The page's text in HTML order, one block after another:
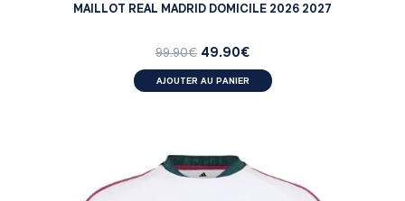
MAILLOT REAL MADRID DOMICILE 2026 2027
99.90€ 49.90€
AJOUTER AU PANIER